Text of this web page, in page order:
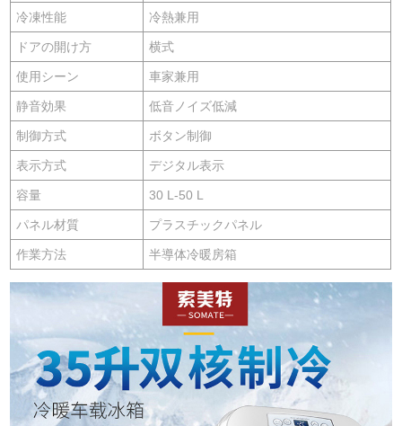
冷凍性能 冷熱兼用
ドアの開け方 横式
使用シーン 車家兼用
静音効果 低音ノイズ低減
制御方式 ボタン制御
表示方式 デジタル表示
容量 30 L-50 L
パネル材質 プラスチックパネル
作業方法 半導体冷暖房箱